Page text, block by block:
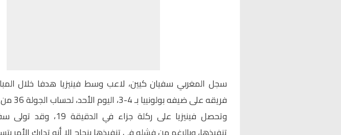
سجل المغربي سفيان كيين، لاعب وسط فينيزيا هدفا خلال
فريقه على ضيفه بولونييا بـ 4-3، اليوم الأحد، لحساب الجولة 36 من الدوري الإيطالي.
وتحصل فينيزيا على ركلة جزاء